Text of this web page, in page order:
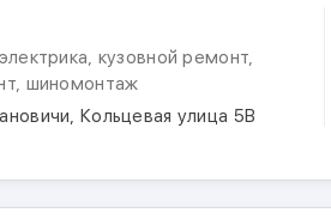
кузовной ремонт,
шиномонтаж
Кольцевая улица 5В